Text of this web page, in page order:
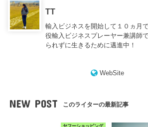
TT
輸入ビジネスを開始して１０ヵ月
役輸入ビジネスプレーヤー兼講師
られずに生きるために邁進中！
WebSite
NEW POST このライターの最新記事